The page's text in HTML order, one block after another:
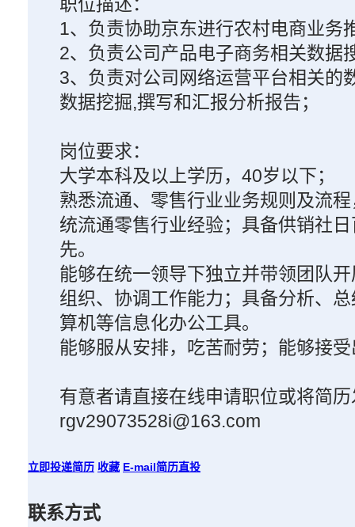
1、负责协助京东进行农村电商业务
2、负责公司产品电子商务相关数据
3、负责对公司网络运营平台相关的
数据挖掘,撰写和汇报分析报告；
岗位要求：
大学本科及以上学历，40岁以下；
熟悉流通、零售行业业务规则及流
统流通零售行业经验；具备供销社
先。
能够在统一领导下独立并带领团队
组织、协调工作能力；具备分析、
算机等信息化办公工具。
能够服从安排，吃苦耐劳；能够接
有意者请直接在线申请职位或将简
rgv29073528i@163.com
立即投递简历 收藏 E-mail简历直投
联系方式